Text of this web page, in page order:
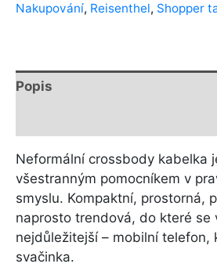
Nakupování, Reisenthel, Shopper
Popis
Neformální crossbody kabelka
všestranným pomocníkem v
smyslu. Kompaktní, prostorná,
naprosto trendová, do které se
nejdůležitejší – mobilní telefon,
svačinka.